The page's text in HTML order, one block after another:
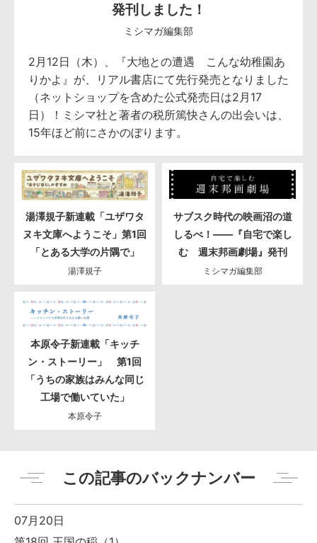
発刊しました！
ミシマガ編集部
2月12日（木）、『大地との遭遇 こんな幼稚園あ
りかよ』が、リアル書店にて先行発売となりました
（ネットショップを含めた公式発売日は2月17
日）！ミシマ社と著者の税所篤快さんの出会いは、
15年ほど前にさかのぼります。
湯澤規子新連載「ユザワタ
ヌキ文庫へようこそ」第1回
「とある大学の片隅で」
湯澤規子
サブスク時代の映画沼の道
しるべ！――『自宅で楽し
む 週末邦画劇場』発刊
ミシマガ編集部
本原令子新連載「キッチ
ン・ストーリー」 第1回
「うちの家族はみんな同じ
工場で働いていた」
本原令子
この記事のバックナンバー
07月20日